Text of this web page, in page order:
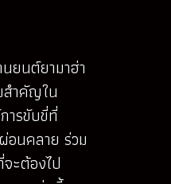
ยนต์ยามาฮ่า
สำคัญใน
ารขับขี่ที่
อนคลาย ร่วม
ะต้องไป